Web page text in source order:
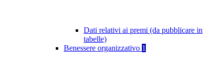
Dati relativi ai premi (da pubblicare in
tabelle)
Benessere organizzativo 1